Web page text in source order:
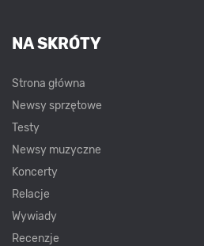
NA SKRÓTY
Strona główna
Newsy sprzętowe
Testy
Newsy muzyczne
Koncerty
Relacje
Wywiady
Recenzje